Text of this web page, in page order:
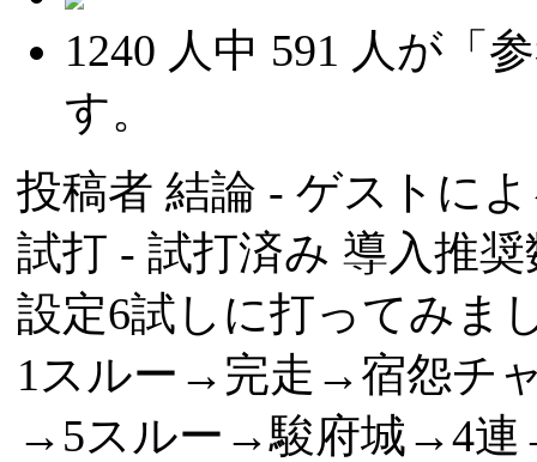
1240 人中 591 人が「
す。
投稿者 結論 - ゲストに
試打 - 試打済み 導入推
設定6試しに打ってみま
1スルー→完走→宿怨チ
→5スルー→駿府城→4連